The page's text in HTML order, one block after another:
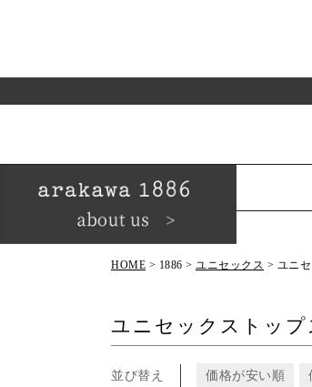
HOME 1886 ユニセックス ユニ
ユニセックストップ
並び替え 価格が安い順